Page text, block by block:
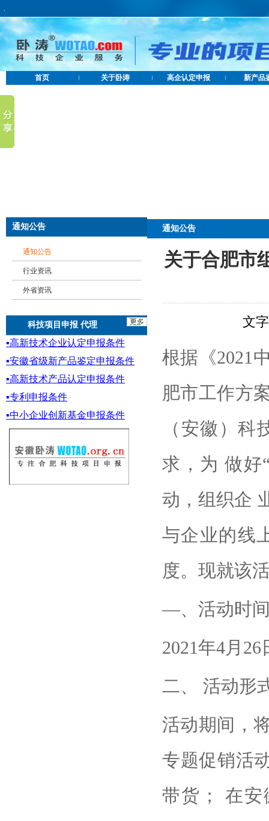
.
首页 关于卧涛 高企认定申报 新产品
通知公告
通知公告
行业资讯
外省资讯
科技项目申报 代理
▪高新技术企业认定申报条件
▪安徽省级新产品鉴定申报条件
▪高新技术产品认定申报条件
▪专利申报条件
▪中小企业创新基金申报条件
通知公告
关于合肥市
文
根据《2021
肥市工作方
（安徽）
求，为 做好
动，组织企
与企业的线
度。现就该
—、活动时
2021年4月26
二、 活动形
活动期间，
专题促销活
带货； 在